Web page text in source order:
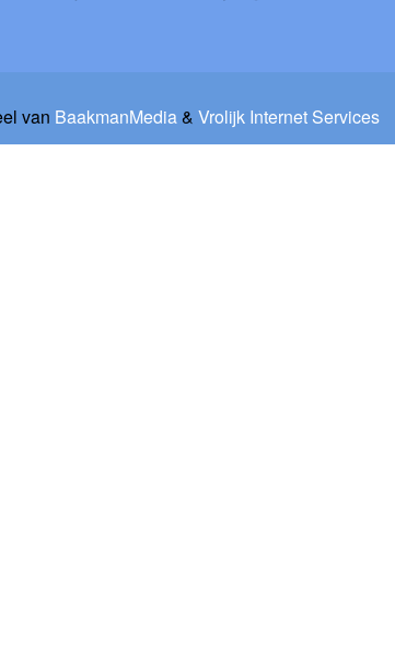
van BaakmanMedia& Vrolijk Internet Services